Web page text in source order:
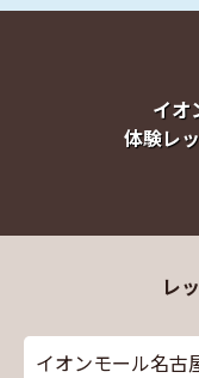
イオ
体験レ
レ
イオンモール名古